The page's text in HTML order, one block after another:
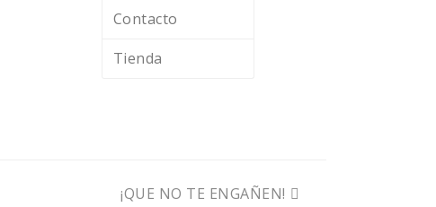
Contacto
Tienda
next
¡QUE NO TE ENGAÑEN!